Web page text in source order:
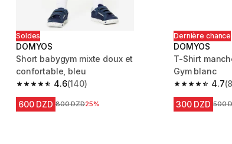
Soldes
DOMYOS
Short babygym mixte doux et
confortable, bleu
4.6
4.6 out of 5 stars from 140 reviews
(140)
600 DZD Prix avant la réduction
800 DZD25%
Dernière chance
DOMYOS
T-Shirt
Gym blanc
4.7
4.7 out of 5
300 DZD Prix
500